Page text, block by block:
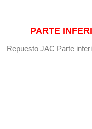
PARTE
Repuesto JAC Parte